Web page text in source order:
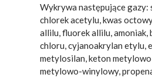
Wykrywa następujące gazy:
chlorek acetylu, kwas
allilu, fluorek allilu, amoniak,
chloru, cyjanoakrylan etylu,
metylosilan, keton
metylowo-winylowy,